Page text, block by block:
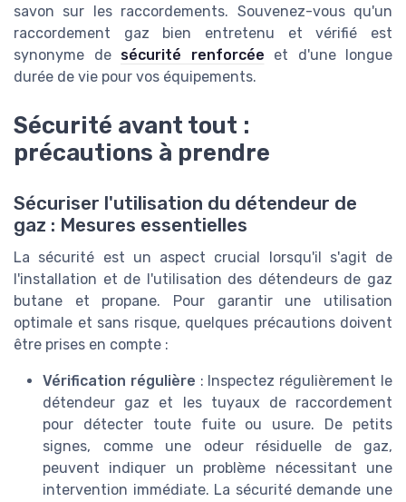
savon sur les raccordements. Souvenez-vous qu'un
raccordement gaz bien entretenu et vérifié est
synonyme de sécurité renforcée et d'une longue
durée de vie pour vos équipements.
Sécurité avant tout :
précautions à prendre
Sécuriser l'utilisation du détendeur de
gaz : Mesures essentielles
La sécurité est un aspect crucial lorsqu'il s'agit de
l'installation et de l'utilisation des détendeurs de gaz
butane et propane. Pour garantir une utilisation
optimale et sans risque, quelques précautions doivent
être prises en compte :
Vérification régulière : Inspectez régulièrement le
détendeur gaz et les tuyaux de raccordement
pour détecter toute fuite ou usure. De petits
signes, comme une odeur résiduelle de gaz,
peuvent indiquer un problème nécessitant une
intervention immédiate. La sécurité demande une